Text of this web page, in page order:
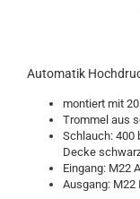
Automatik
montiert mit
Trommel aus
Schlauch: 400
Decke
Eingang: M22
Ausgang: M22